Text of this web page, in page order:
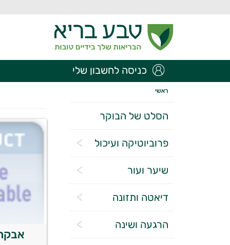
כניסה לחשבון שלי
ראשי
הסלט של הבוקר
פרוביוטיקה ועיכול
שיער ועור
דיאטה ותזונה
הרגעה ושינה